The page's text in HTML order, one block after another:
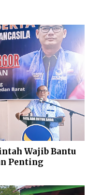
Wajib Bantu
Penting